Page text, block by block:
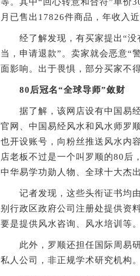
等。其中“回心转意和合符”单价
月已售出17826件商品，年收入近
经了解发现，有买家提出“没
当，申请退款”。卖家就会恶意“
面影响。出于畏惧，部分买家不
80后冠名“全球导师”敛财
据了解，该网店设有中国易经
官网、中国易经风水和风水师罗
也开设账号，向粉丝推送风水内
店老板不过是一个叫罗顺的80后
中华易学功勋人物、全球十大杰
记者发现，这些头衔证书均由
别行政区政府公司注册处提供资
要是提供风水咨询、风水培训等。
此外，罗顺还担任国际周易研
私人公司，非正规学术研究机构。